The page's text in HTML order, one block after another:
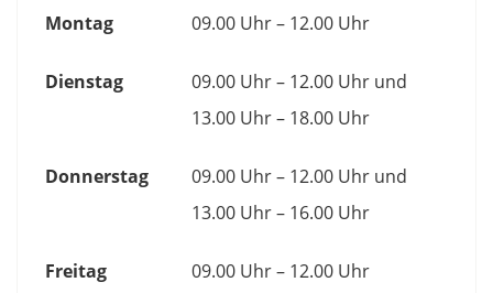
Montag 09.00 Uhr – 12.00 Uhr
Dienstag
09.00 Uhr – 12.00 Uhr und
13.00 Uhr – 18.00 Uhr
Donnerstag
09.00 Uhr – 12.00 Uhr und
13.00 Uhr – 16.00 Uhr
Freitag 09.00 Uhr – 12.00 Uhr